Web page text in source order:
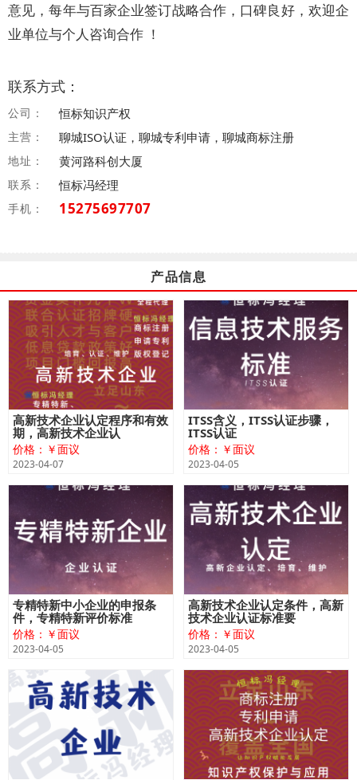
意见，每年与百家企业签订战略合作，口碑良好，欢迎企
业单位与个人咨询合作 ！
联系方式：
公司： 恒标知识产权
主营： 聊城ISO认证，聊城专利申请，聊城商标注册
地址： 黄河路科创大厦
联系： 恒标冯经理
手机： 15275697707
产品信息
高新技术企业认定程序和有效
期，高新技术企业认
价格：￥面议
2023-04-07
ITSS含义，ITSS认证步骤，
ITSS认证
价格：￥面议
2023-04-05
专精特新中小企业的申报条
件，专精特新评价标准
价格：￥面议
2023-04-05
高新技术企业认定条件，高新
技术企业认证标准要
价格：￥面议
2023-04-05